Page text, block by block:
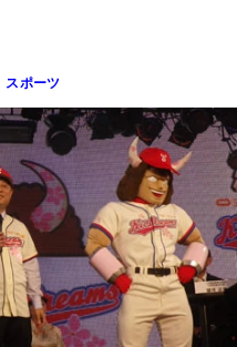
スポーツ